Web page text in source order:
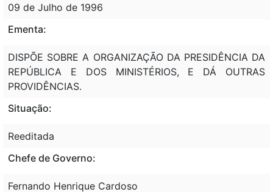
09 de Julho de 1996
Ementa:
DISPÕE SOBRE A ORGANIZAÇÃO DA PRESIDÊNCIA DA
REPÚBLICA E DOS MINISTÉRIOS, E DÁ OUTRAS
PROVIDÊNCIAS.
Situação:
Reeditada
Chefe de Governo:
Fernando Henrique Cardoso